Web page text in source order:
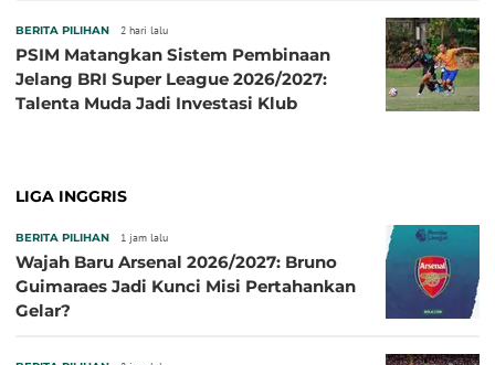
BERITA PILIHAN 2 hari lalu
PSIM Matangkan Sistem Pembinaan
Jelang BRI Super League 2026/2027:
Talenta Muda Jadi Investasi Klub
LIGA INGGRIS
BERITA PILIHAN 1 jam lalu
Wajah Baru Arsenal 2026/2027: Bruno
Guimaraes Jadi Kunci Misi Pertahankan
Gelar?